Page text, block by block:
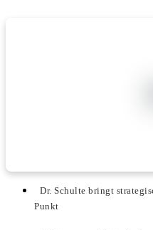
Dr. Schulte bringt
Punkt